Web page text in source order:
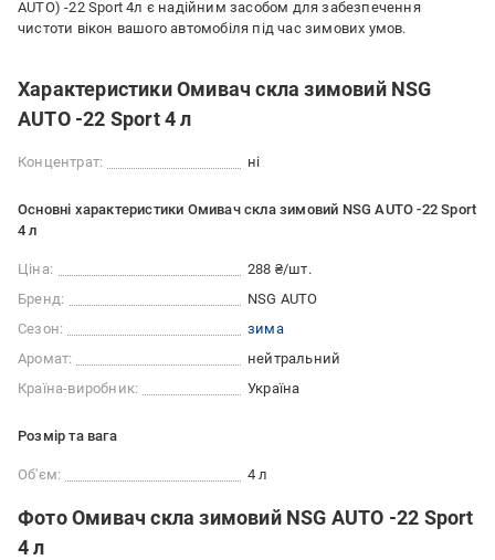
AUTO) -22 Sport 4л є надійним засобом для забезпечення
чистоти вікон вашого автомобіля під час зимових умов.
Характеристики Омивач скла зимовий NSG
AUTO -22 Sport 4 л
Концентрат: ні
Основні характеристики Омивач скла зимовий NSG AUTO -22 Sport
4 л
Ціна:
288 ₴/шт.
Бренд:
NSG AUTO
Сезон:
зима
Аромат:
нейтральний
Країна-виробник:
Україна
Розмір та вага
Об'єм: 4 л
Фото Омивач скла зимовий NSG AUTO -22 Sport
4 л